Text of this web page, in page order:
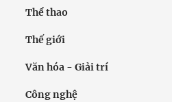
Thể thao
Thế giới
Văn hóa - Giải trí
Công nghệ